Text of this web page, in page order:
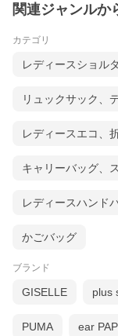
関連ジャンルか
カテゴリ
レディースショル
リュックサック、
レディースエコ、
キャリーバッグ、
レディースハンド
かごバッグ
ブランド
GISELLE plus
PUMA ear